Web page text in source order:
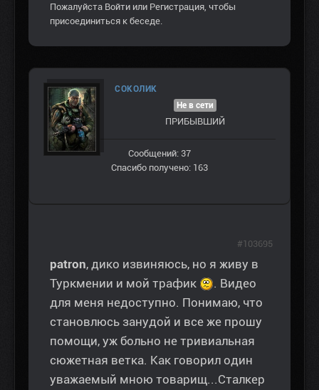
Пожалуйста Войти или Регистрация , чтобы
присоединиться к беседе.
СОКОЛИК
Не в сети
ПРИБЫВШИЙ
Сообщений: 37
Спасибо получено: 163
patron, дико извиняюсь, но я живу в
Туркмении и мой трафик
. Видео
для меня недоступно. Понимаю, что
становлюсь занудой и все же прошу
помощи, уж больно не тривиальная
сюжетная ветка. Как говорил один
уважаемый мною товарищ...Сталкер
#103695